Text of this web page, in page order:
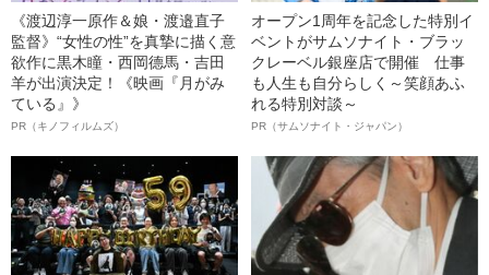
《渡辺淳一原作＆娘・渡邉直子
監督》“女性の性”を真摯に描く意
欲作に黒木瞳・西岡德馬・吉田
羊が出演決定！《映画『月がみ
ている』》
PR（キノフィルムズ）
オープン1周年を記念した特別イ
ベントがサムソナイト・ブラッ
クレーベル銀座店で開催 仕事
も人生も自分らしく～笑顔あふ
れる特別対談～
PR（サムソナイト・ジャパン）